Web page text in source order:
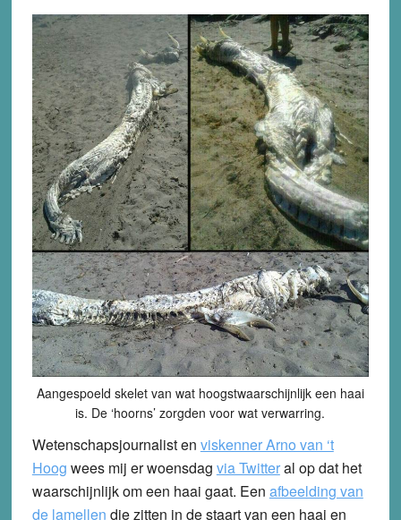
Aangespoeld skelet van wat hoogstwaarschijnlijk een haai
is. De ‘hoorns’ zorgden voor wat verwarring.
Wetenschapsjournalist en viskenner Arno van ‘t
Hoog wees mij er woensdag via Twitteral op dat het
waarschijnlijk om een haai gaat. Een afbeelding van
de lamellen die zitten in de staart van een haai en